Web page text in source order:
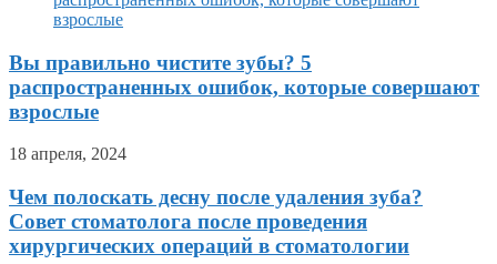
Вы правильно чистите зубы? 5
распространенных ошибок, которые совершают
взрослые
18 апреля, 2024
Чем полоскать десну после удаления зуба?
Совет стоматолога после проведения
хирургических операций в стоматологии